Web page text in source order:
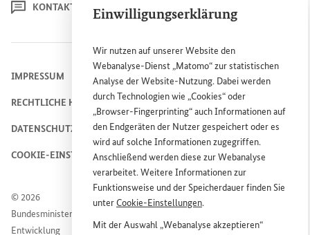
Einwilligungserklärung
Wir nutzen auf unsererWebsite den
Webanalyse-Dienst „Matomo“ zur statistischen
Analyse derWebsite-Nutzung. Dabei werden
durch Technologien wie „Cookies“ oder
„Browser-Fingerprinting“ auch Informationen auf
den Endgeräten der Nutzer gespeichert oder es
wird auf solche Informationen zugegriffen.
Anschließend werden diese zur Webanalyse
verarbeitet. Weitere Informationen zur
Funktionsweise und der Speicherdauer finden Sie
unterCookie-Einstellungen.
Mit der Auswahl „Webanalyse akzeptieren“
KONTAKT
© 2026
Bundesministerium für wirtschaftliche Zusammenarbeit und
Entwicklung
IMPRESSUM
RECHTLICHE HINWEISE
DATENSCHUTZHINWEIS
COOKIE-EINSTELLUNGEN